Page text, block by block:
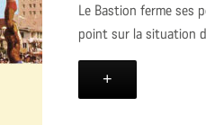
Le Bastion ferme ses
point sur la situation
+